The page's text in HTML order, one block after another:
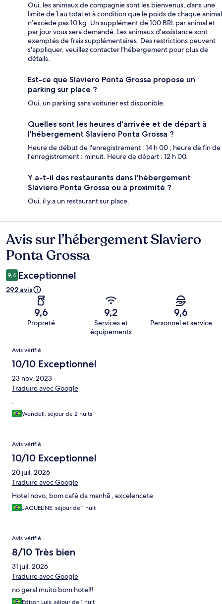
Oui, les animaux de compagnie sont les bienvenus, dans une
limite de 1 au total et à condition que le poids de chaque animal
n’excède pas 10 kg. Un supplément de 100 BRL par animal et
par jour vous sera demandé. Les animaux d'assistance sont
exemptés de frais supplémentaires. Des restrictions peuvent
s'appliquer, veuillez contacter l'hébergement pour plus de
détails.
Est-ce que Slaviero Ponta Grossa propose un
parking sur place ?
Oui, un parking sans voiturier est disponible.
Quelles sont les heures d'arrivée et de départ à
l'hébergement Slaviero Ponta Grossa ?
Heure de début de l'enregistrement : 14 h 00 ; heure de fin de
l'enregistrement : minuit. Heure de départ : 12 h 00.
Y a-t-il des restaurants dans l'hébergement
Slaviero Ponta Grossa ou à proximité ?
Oui, il y a un restaurant sur place.
Avis
Avis sur l’hébergement Slaviero
Ponta Grossa
9,4 Exceptionnel
292 avis
9,6
Propreté
9,2
Services et
équipements
9,6
Personnel et service
Avis
Avis vérifié
10/10 Exceptionnel
23 nov. 2023
Traduire avec Google
.
Wendell, séjour de 2 nuits
Avis vérifié
10/10 Exceptionnel
20 juil. 2026
Traduire avec Google
Hotel novo, bom café da manhã , excelencete
JAQUELINE, séjour de 1 nuit
Avis vérifié
8/10 Très bien
31 juil. 2026
Traduire avec Google
no geral muito bom hotel!!
Edison Luis, séjour de 1 nuit